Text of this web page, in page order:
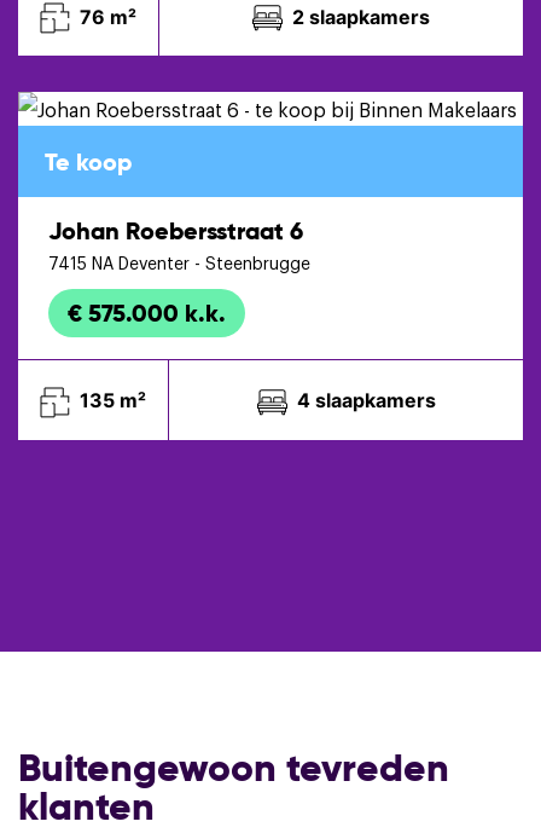
76 m² 2 slaapkamers
Te koop
Johan Roebersstraat 6
7415 NA Deventer - Steenbrugge
€ 575.000 k.k.
135 m² 4 slaapkamers
Buitengewoon tevreden
klanten